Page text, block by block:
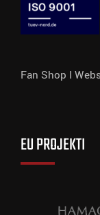
Fan Shop I
EU PROJEKTI